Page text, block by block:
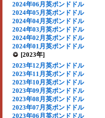
2024年06月英ポンドドル
2024年05月英ポンドドル
2024年04月英ポンドドル
2024年03月英ポンドドル
2024年02月英ポンドドル
2024年01月英ポンドドル
[2023年]
2023年12月英ポンドドル
2023年11月英ポンドドル
2023年10月英ポンドドル
2023年09月英ポンドドル
2023年08月英ポンドドル
2023年07月英ポンドドル
2023年06月英ポンドドル